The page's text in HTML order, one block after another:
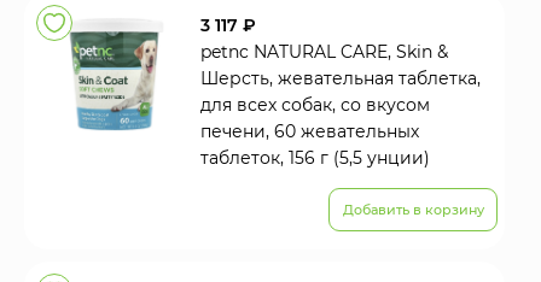
3 117 ₽
petnc NATURAL CARE, Skin &
Шерсть, жевательная таблетка,
для всех собак, со вкусом
печени, 60 жевательных
таблеток, 156 г (5,5 унции)
Добавить в корзину